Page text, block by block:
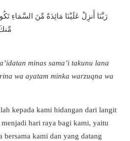
رَبَّنَا أَنزِلْ عَلَيْنَا مَائِدَةً مِّنَ السَّمَاءِ
minas sama’i takunu lana
wa ayatam minka warzuqna wa
kepada kami hidangan dari langit
hari raya bagi kami, yaitu
bersama kami dan yang datang